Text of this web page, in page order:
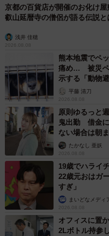
京都の百貨店が開催のお化け
叡山延暦寺の僧侶が語る伝説と
浅井 佳穂
2026.08.08
熊本地震でペ
痛め… 被災ペ
示する「動物
平藤 清刀
2026.08.08
原則ゆるっと
鬼出勤 借金
ない場合は朝
ストに取材】
たかなし 亜妖
2026.08.08
19歳でハライ
22歳元おはガ
すぎ」
まいどなメディ
2026.08.08
オフィスに置
2Lボトル持参